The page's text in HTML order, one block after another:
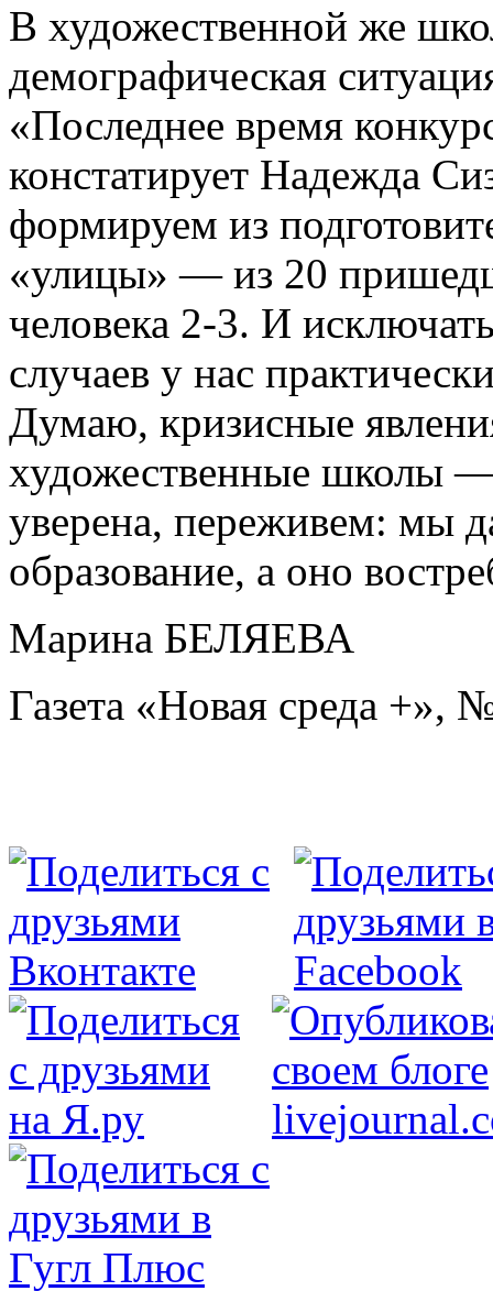
В художественной же
демографическая
«Последнее время
констатирует Надежда
формируем из
«улицы» — из 20
человека 2-3. И
случаев у нас
Думаю, кризисные
художественные школы
уверена, переживем: мы
образование, а оно
Марина БЕЛЯЕВА
Газета «Новая среда +»,